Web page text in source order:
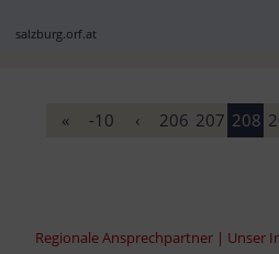
salzburg.orf.at
« -10 ‹ 206 207 208
Regionale Ansprechpartner | Unser